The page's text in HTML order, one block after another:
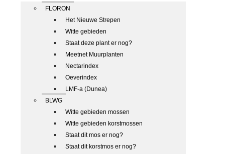
FLORON
Het Nieuwe Strepen
Witte gebieden
Staat deze plant er nog?
Meetnet Muurplanten
Nectarindex
Oeverindex
LMF-a (Dunea)
BLWG
Witte gebieden mossen
Witte gebieden korstmossen
Staat dit mos er nog?
Staat dit korstmos er nog?